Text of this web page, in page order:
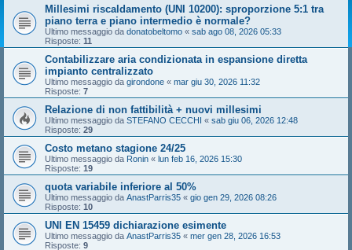
Millesimi riscaldamento (UNI 10200): sproporzione 5:1 tra
piano terra e piano intermedio è normale?
Ultimo messaggio da donatobeltomo « sab ago 08, 2026 05:33
Risposte: 11
Contabilizzare aria condizionata in espansione diretta
impianto centralizzato
Ultimo messaggio da girondone « mar giu 30, 2026 11:32
Risposte: 7
Relazione di non fattibilità + nuovi millesimi
Ultimo messaggio da STEFANO CECCHI « sab giu 06, 2026 12:48
Risposte: 29
Costo metano stagione 24/25
Ultimo messaggio da Ronin « lun feb 16, 2026 15:30
Risposte: 19
quota variabile inferiore al 50%
Ultimo messaggio da AnastParris35 « gio gen 29, 2026 08:26
Risposte: 10
UNI EN 15459 dichiarazione esimente
Ultimo messaggio da AnastParris35 « mer gen 28, 2026 16:53
Risposte: 9